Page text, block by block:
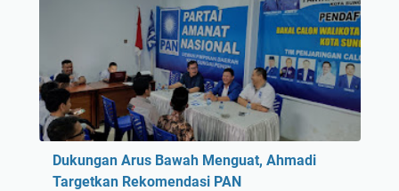
Dukungan Arus Bawah Menguat, Ahmadi
Targetkan Rekomendasi PAN